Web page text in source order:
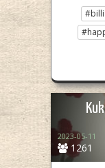
1261
2023-05-11